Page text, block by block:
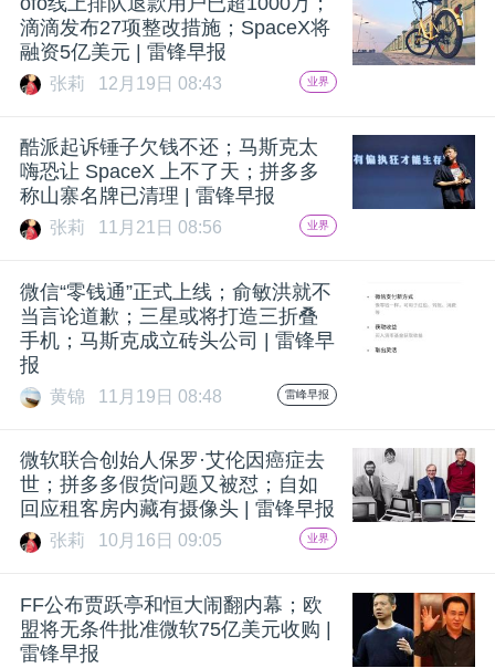
中
GAIR
专
题
机
滴滴发布27项整改措施；SpaceX将
融资5亿美元 | 雷锋早报
张莉 12月19日 08:43 业界
酷派起诉锤子欠钱不还；马斯克太
嗨恐让 SpaceX 上不了天；拼多多
称山寨名牌已清理 | 雷锋早报
张莉 11月21日 08:56 业界
微信“零钱通”正式上线；俞敏洪就不
当言论道歉；三星或将打造三折叠
手机；马斯克成立砖头公司 | 雷锋早
报
黄锦 11月19日 08:48 雷峰早报
微软联合创始人保罗·艾伦因癌症去
世；拼多多假货问题又被怼；自如
回应租客房内藏有摄像头 | 雷锋早报
张莉 10月16日 09:05 业界
FF公布贾跃亭和恒大闹翻内幕；欧
盟将无条件批准微软75亿美元收购 |
雷锋早报